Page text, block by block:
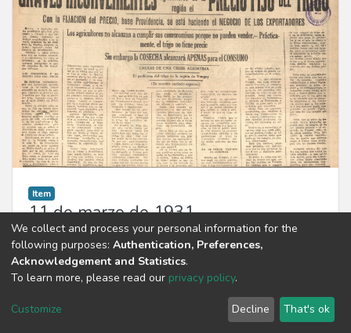
Item
11 de marzo de 1931
1931-03-11,La Patria (Concepción, Chile : 1923)
View
We collect and process your personal information for the
following purposes: Authentication, Preferences,
Acknowledgement and Statistics.
To learn more, please read our privacy policy.
Customize Decline That's ok